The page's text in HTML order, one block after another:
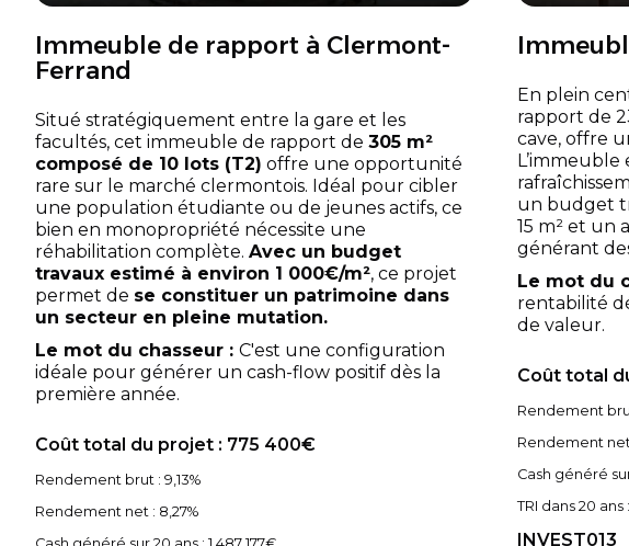
Immeuble de rapport à Clermont-
Ferrand
Situé stratégiquement entre la gare et les
facultés, cet immeuble de rapport de 305 m²
composé de 10 lots (T2) offre une opportunité
rare sur le marché clermontois. Idéal pour cibler
une population étudiante ou de jeunes actifs, ce
bien en monopropriété nécessite une
réhabilitation complète. Avec un budget
travaux estimé à environ 1 000€/m², ce projet
permet de se constituer un patrimoine dans
un secteur en pleine mutation.
Le mot du chasseur : C'est une configuration
idéale pour générer un cash-flow positif dès la
première année.
Coût total du projet : 775 400€
Rendement brut : 9,13%
Rendement net : 8,27%
En plein
rapport de
cave, offre
un budget
15 m² et un
générant
Le mot du
rentabilité
de valeur.
Coût total
Rendement
Rendement
Cash généré
TRI dans 20 ans
INVEST013